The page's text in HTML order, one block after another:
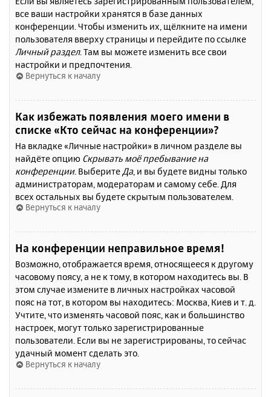
все ваши настройки хранятся в базе данных
конференции. Чтобы изменить их, щёлкните на имени
пользователя вверху страницы и перейдите по ссылке
Личный раздел. Там вы можете изменить все свои
настройки и предпочтения.
Вернуться к началу
Как избежать появления моего имени в
списке «Кто сейчас на конференции»?
На вкладке «Личные настройки» в личном разделе вы
найдёте опцию Скрывать моё пребывание на
конференции. Выберите Да, и вы будете видны только
администраторам, модераторам и самому себе. Для
всех остальных вы будете скрытым пользователем.
Вернуться к началу
На конференции неправильное время!
Возможно, отображается время, относящееся к другому
часовому поясу, а не к тому, в котором находитесь вы. В
этом случае измените в личных настройках часовой
пояс на тот, в котором вы находитесь: Москва, Киев и т. д.
Учтите, что изменять часовой пояс, как и большинство
настроек, могут только зарегистрированные
пользователи. Если вы не зарегистрированы, то сейчас
удачный момент сделать это.
Вернуться к началу